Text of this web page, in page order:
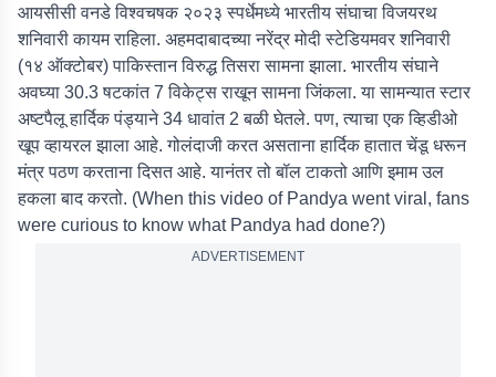
आयसीसी वनडे विश्वचषक २०२३ स्पर्धेमध्ये भारतीय संघाचा विजयरथ
शनिवारी कायम राहिला. अहमदाबादच्या नरेंद्र मोदी स्टेडियमवर शनिवारी
(१४ ऑक्टोबर) पाकिस्तान विरुद्ध तिसरा सामना झाला. भारतीय संघाने
अवघ्या 30.3 षटकांत 7 विकेट्स राखून सामना जिंकला. या सामन्यात स्टार
अष्टपैलू हार्दिक पंड्याने 34 धावांत 2 बळी घेतले. पण, त्याचा एक व्हिडीओ
खूप व्हायरल झाला आहे. गोलंदाजी करत असताना हार्दिक हातात चेंडू धरून
मंत्र पठण करताना दिसत आहे. यानंतर तो बॉल टाकतो आणि इमाम उल
हकला बाद करतो. (When this video of Pandya went viral, fans
were curious to know what Pandya had done?)
ADVERTISEMENT